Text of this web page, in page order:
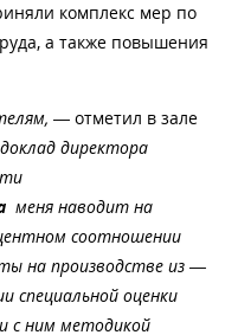
комплекс мер по
а также повышения
— отметил в зале
директора
меня наводит на
соотношении
на производстве из —
специальной оценки
с ним методикой